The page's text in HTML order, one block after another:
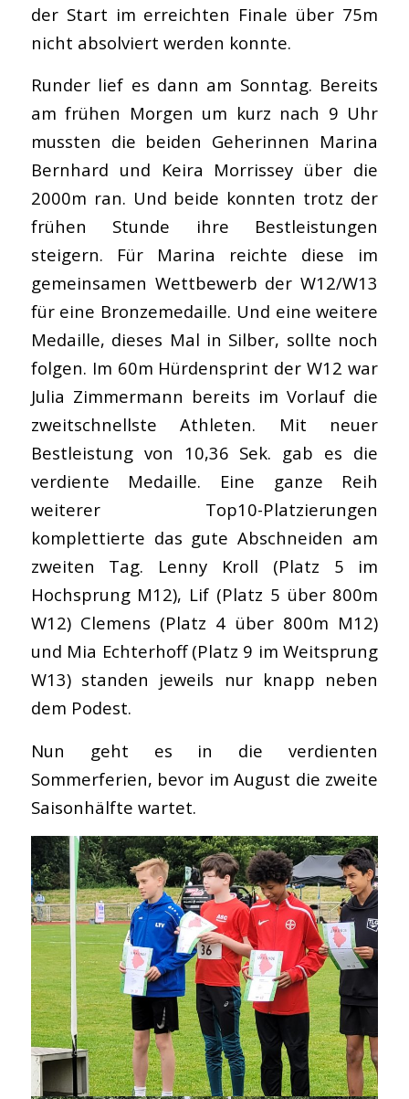
der Start im erreichten Finale über 75m
nicht absolviert werden konnte.
Runder lief es dann am Sonntag. Bereits
am frühen Morgen um kurz nach 9 Uhr
mussten die beiden Geherinnen Marina
Bernhard und Keira Morrissey über die
2000m ran. Und beide konnten trotz der
frühen Stunde ihre Bestleistungen
steigern. Für Marina reichte diese im
gemeinsamen Wettbewerb der W12/W13
für eine Bronzemedaille. Und eine weitere
Medaille, dieses Mal in Silber, sollte noch
folgen. Im 60m Hürdensprint der W12 war
Julia Zimmermann bereits im Vorlauf die
zweitschnellste Athleten. Mit neuer
Bestleistung von 10,36 Sek. gab es die
verdiente Medaille. Eine ganze Reih
weiterer Top10-Platzierungen
komplettierte das gute Abschneiden am
zweiten Tag. Lenny Kroll (Platz 5 im
Hochsprung M12), Lif (Platz 5 über 800m
W12) Clemens (Platz 4 über 800m M12)
und Mia Echterhoff (Platz 9 im Weitsprung
W13) standen jeweils nur knapp neben
dem Podest.
Nun geht es in die verdienten
Sommerferien, bevor im August die zweite
Saisonhälfte wartet.